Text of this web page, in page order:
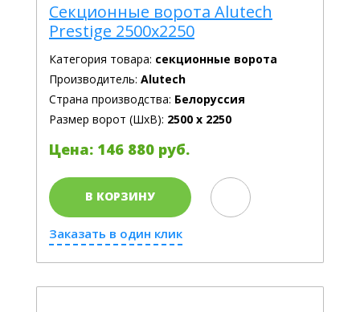
Секционные ворота Alutech
Prestige 2500x2250
Категория товара: секционные ворота
Производитель: Alutech
Страна производства: Белоруссия
Размер ворот (ШхВ): 2500 х 2250
Цена: 146 880 руб.
В КОРЗИНУ
Заказать в один клик